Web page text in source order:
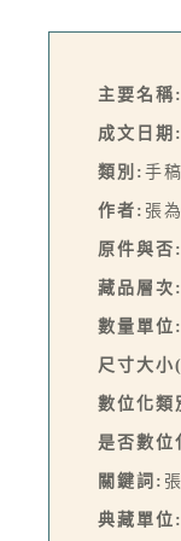
主要名稱:
成文日期:
類別: 手稿
作者: 張
原件與否:
藏品層次:
數量單位:
尺寸大
數位化類
是否數位
關鍵詞:
典藏單位: